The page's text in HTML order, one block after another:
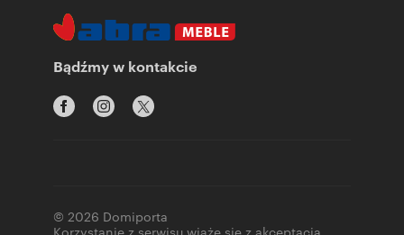
Bądźmy w kontakcie
© 2026 Domiporta
Korzystanie z serwisu wiąże się z akceptacją